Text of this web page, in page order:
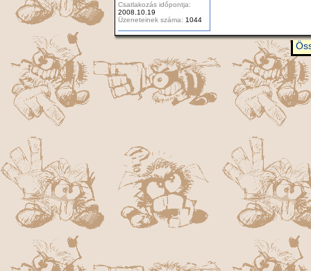
Csatlakozás időpontja:
2008.10.19
Üzeneteinek száma: 1044